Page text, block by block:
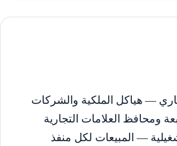
— هياكل الملكية والشركات
ومحافظ العلامات التجارية
— المبيعات لكل منفذ